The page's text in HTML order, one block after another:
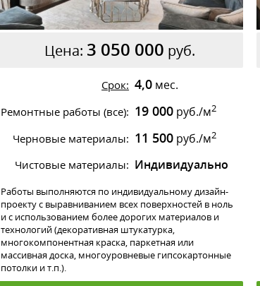
Цена: 3 050 000 руб.
Срок: 4,0 мес.
Ремонтные работы (все): 19 000 руб./м2
Черновые материалы: 11 500 руб./м2
Чистовые материалы: Индивидуально
Работы выполняются по индивидуальному дизайн-
проекту с выравниванием всех поверхностей в ноль
и с использованием более дорогих материалов и
технологий (декоративная штукатурка,
многокомпонентная краска, паркетная или
массивная доска, многоуровневые гипсокартонные
потолки и т.п.).